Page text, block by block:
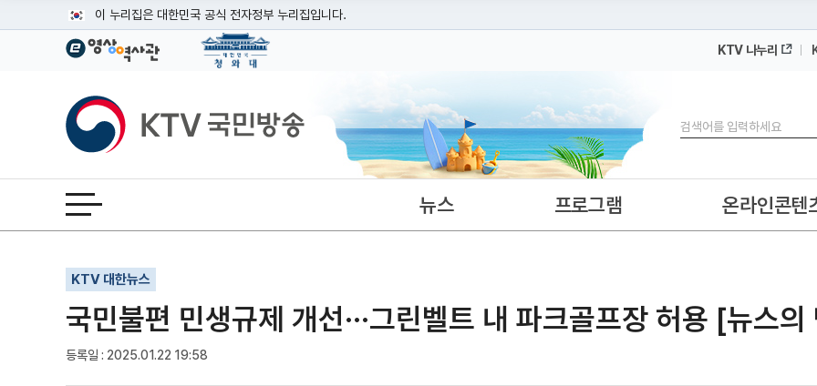
이 누리집은 대한민국 공식 전자정부 누리집입니다.
공식 누리집 주소 확인하기
이밖에 or.kr 또는 .kr등 다른 도메인 주소를 사용하고 있다면 아래 URL에서 도메인 주소를 확인해 보세요
운영중인 공식 누리집보기
KTV 나누리
KTV국민방송
검색
전체메뉴 열기 뉴스 프로그램 온라인콘텐
KTV 대한뉴스
국민불편 민생규제 개선···그린벨트 내 파크골프장 허용 [뉴스
등록일 : 2025.01.22 19:58
기사인쇄
글자확대
글자축소